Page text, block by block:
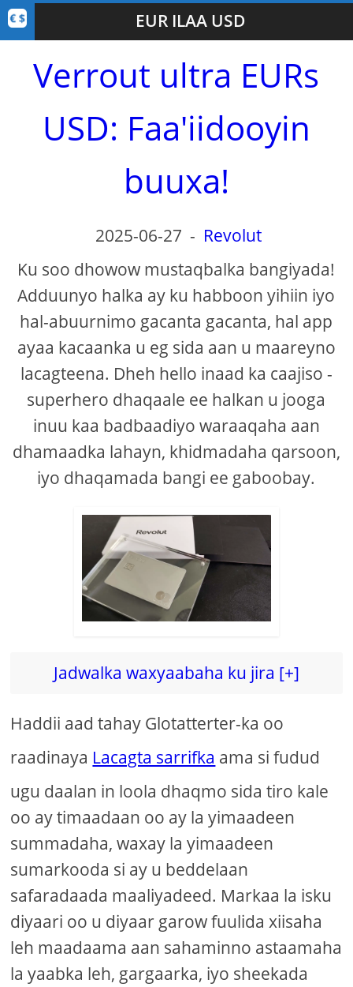
EUR ILAA USD
Verrout ultra EURs
USD: Faa'iidooyin
buuxa!
2025-06-27 - Revolut
Ku soo dhowow mustaqbalka bangiyada!
Adduunyo halka ay ku habboon yihiin iyo
hal-abuurnimo gacanta gacanta, hal app
ayaa kacaanka u eg sida aan u maareyno
lacagteena. Dheh hello inaad ka caajiso -
superhero dhaqaale ee halkan u jooga
inuu kaa badbaadiyo waraaqaha aan
dhamaadka lahayn, khidmadaha qarsoon,
iyo dhaqamada bangi ee gaboobay.
Jadwalka waxyaabaha ku jira [+]
Haddii aad tahay Glotatterter-ka oo
raadinaya Lacagta sarrifka ama si fudud
ugu daalan in loola dhaqmo sida tiro kale
oo ay timaadaan oo ay la yimaadeen
summadaha, waxay la yimaadeen
sumarkooda si ay u beddelaan
safaradaada maaliyadeed. Markaa la isku
diyaari oo u diyaar garow fuulida xiisaha
leh maadaama aan sahaminno astaamaha
la yaabka leh, gargaarka, iyo sheekada